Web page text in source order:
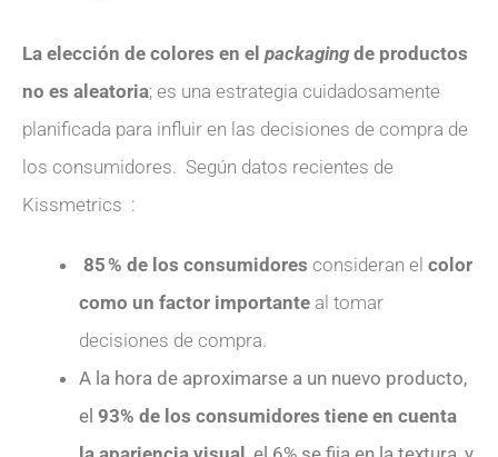
La elección de colores en el packaging de productos
no es aleatoria; es una estrategia cuidadosamente
planificada para influir en las decisiones de compra de
los consumidores. Según datos recientes de
Kissmetrics :
85 % de los consumidores consideran el color
como un factor importante al tomar
decisiones de compra.
A la hora de aproximarse a un nuevo producto,
el 93% de los consumidores tiene en cuenta